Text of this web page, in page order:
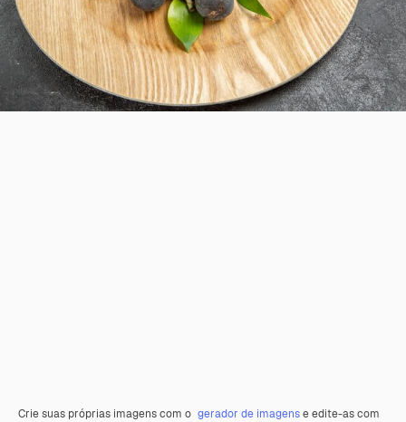
Crie suas próprias imagens com o gerador de imagense edite-as com